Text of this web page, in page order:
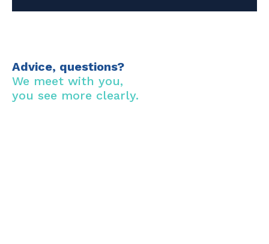
Advice, questions?
We meet with you,
you see more clearly.